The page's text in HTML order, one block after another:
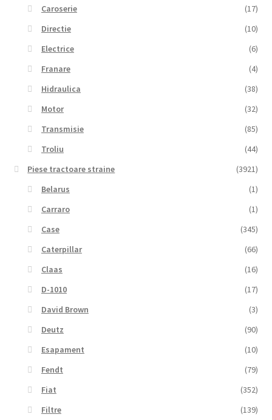
Caroserie
(17)
Directie
(10)
Electrice
(6)
Franare
(4)
Hidraulica
(38)
Motor
(32)
Transmisie
(85)
Troliu
(44)
Piese tractoare straine
(3921)
Belarus
(1)
Carraro
(1)
Case
(345)
Caterpillar
(66)
Claas
(16)
D-1010
(17)
David Brown
(3)
Deutz
(90)
Esapament
(10)
Fendt
(79)
Fiat
(352)
Filtre
(139)